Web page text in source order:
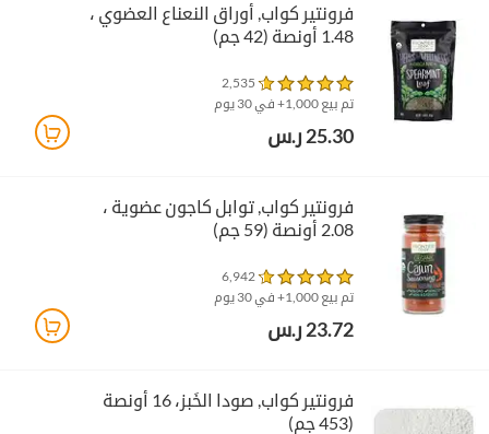
فرونتير كواب‏, أوراق النعناع العضوي ،
1.48 أونصة (42 جم)
2,535
تم بيع 1,000+ في 30 يوم
25.30 ر.س
فرونتير كواب‏, توابل كاجون عضوية ،
2.08 أونصة (59 جم)
6,942
تم بيع 1,000+ في 30 يوم
23.72 ر.س
فرونتير كواب‏, صودا الخَبز، 16 أونصة
(453 جم)